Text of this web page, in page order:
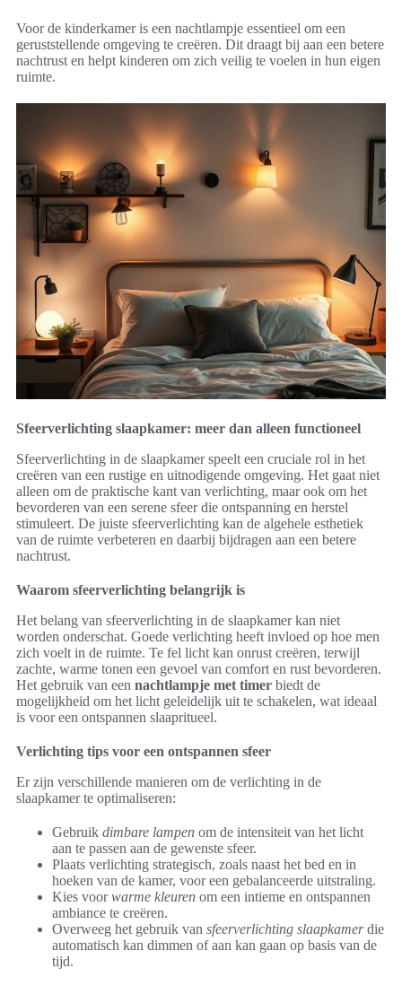
Voor de kinderkamer is een nachtlampje essentieel om een
geruststellende omgeving te creëren. Dit draagt bij aan een betere
nachtrust en helpt kinderen om zich veilig te voelen in hun eigen
ruimte.
Sfeerverlichting slaapkamer: meer dan alleen functioneel
Sfeerverlichting in de slaapkamer speelt een cruciale rol in het
creëren van een rustige en uitnodigende omgeving. Het gaat niet
alleen om de praktische kant van verlichting, maar ook om het
bevorderen van een serene sfeer die ontspanning en herstel
stimuleert. De juiste sfeerverlichting kan de algehele esthetiek
van de ruimte verbeteren en daarbij bijdragen aan een betere
nachtrust.
Waarom sfeerverlichting belangrijk is
Het belang van sfeerverlichting in de slaapkamer kan niet
worden onderschat. Goede verlichting heeft invloed op hoe men
zich voelt in de ruimte. Te fel licht kan onrust creëren, terwijl
zachte, warme tonen een gevoel van comfort en rust bevorderen.
Het gebruik van een nachtlampje met timer biedt de
mogelijkheid om het licht geleidelijk uit te schakelen, wat ideaal
is voor een ontspannen slaapritueel.
Verlichting tips voor een ontspannen sfeer
Er zijn verschillende manieren om de verlichting in de
slaapkamer te optimaliseren:
Gebruik dimbare lampen om de intensiteit van het licht
aan te passen aan de gewenste sfeer.
Plaats verlichting strategisch, zoals naast het bed en in
hoeken van de kamer, voor een gebalanceerde uitstraling.
Kies voorwarme kleuren om een intieme en ontspannen
ambiance te creëren.
Overweeg het gebruik van sfeerverlichting slaapkamerdie
automatisch kan dimmen of aan kan gaan op basis van de
tijd.